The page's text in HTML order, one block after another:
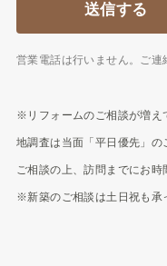
営業電話は行いません。ご連
※リフォームのご相談が増え
地調査は当面「平日優先」
ご相談の上、訪問までにお時
※新築のご相談は土日祝も承